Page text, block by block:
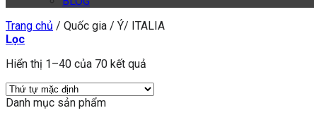
Trang chủ / Quốc gia / Ý/ ITALIA
Lọc
Hiển thị 1–40 của 70 kết quả
Danh mục sản phẩm